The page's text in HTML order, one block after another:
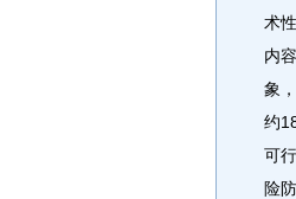
术
内
象
约
可
险